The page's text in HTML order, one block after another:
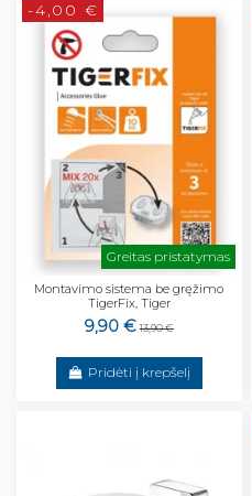
-4,00 €
Greitas pristatymas
Montavimo sistema be gręžimo
TigerFix, Tiger
9,90 € 13,90 €
Pridėti į krepšelį